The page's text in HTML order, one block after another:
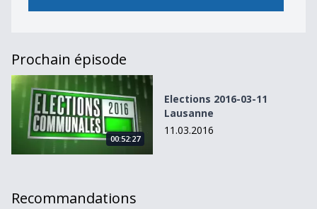
Prochain épisode
Elections 2016-03-11 Lausanne
00:52:27
Elections 2016-03-11
Lausanne
11.03.2016
Recommandations